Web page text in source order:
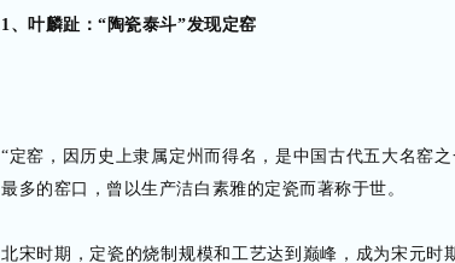
1、叶麟趾：“陶瓷泰斗”发现定窑
“定窑，因历史上隶属定州而得名，是中国古代五大名窑
最多的窑口，曾以生产洁白素雅的定瓷而著称于世。
北宋时期，定瓷的烧制规模和工艺达到巅峰，成为宋元时